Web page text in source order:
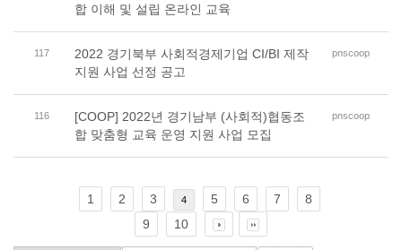
합 이해 및 설립 온라인 교육
117
2022 경기북부 사회적경제기업 CI/BI 제작
지원 사업 선정 공고
pnscoop
116
[COOP] 2022년 경기남부 (사회적)협동조
합 맞춤형 교육 운영 지원 사업 모집
pnscoop
1 2 3 4 5 6 7
8
9
10